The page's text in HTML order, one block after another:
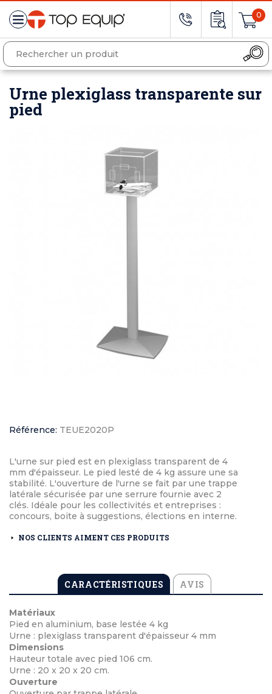
0
Urne plexiglass transparente sur
pied
Référence: TEUE2020P
L'urne sur pied est en plexiglass transparent de 4
mm d'épaisseur. Le pied lesté de 4 kg assure une sa
stabilité. L'ouverture de l'urne se fait par une trappe
latérale sécurisée par une serrure fournie avec 2
clés. Idéale pour les collectivités et entreprises :
concours, boite à suggestions, élections en interne.
NOS CLIENTS AIMENT CES PRODUITS
CARACTÉRISTIQUES AVIS
Matériaux
Pied en aluminium, base lestée 4 kg
Urne : plexiglass transparent d'épaisseur 4 mm
Dimensions
Hauteur totale avec pied 106 cm.
Urne : 20 x 20 x 20 cm.
Ouverture